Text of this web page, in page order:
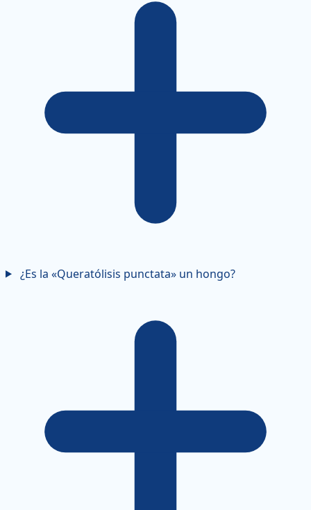
¿Es la «Queratólisis punctata» un hongo?